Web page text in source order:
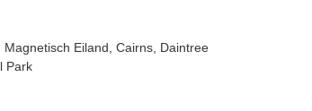
, Magnetisch Eiland , Cairns , Daintree
Park